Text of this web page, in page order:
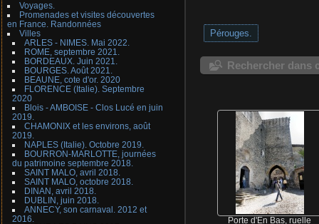
Voyages.
Promenades et visites découvertes
en France. Randonnées
Villes
ARLES - NIMES. Mai 2022.
ROME, septembre 2021.
BORDEAUX. Juin 2021.
BOURGES. Août 2021.
BEAUNE, cote d'or. 2020
FLORENCE (Italie). Septembre
2020
Blois - AMBOISE - Clos Lucé en juin
2019.
CHAMONIX et les environs, août
2019.
NAPLES (Italie). Octobre 2019.
BOURRON-MARLOTTE, journées
du patrimoine septembre 2018.
SAINT MALO, avril 2018.
SAINT MALO, octobre 2018.
DINAN, avril 2018.
DUBLIN, juin 2018.
ANNECY, son carnaval. 2012 et
2016.
Pérouges.
Rechercher dans
Porte d'En Bas, ruelle